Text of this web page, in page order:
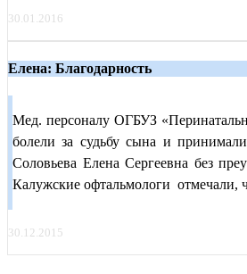
30.01.2016
Елена: Благодарность
Мед. персоналу ОГБУЗ
болели за судьбу сына и
Соловьева Елена Сергеевна без
Калужские офтальмологи отмечали,
30.12.2015